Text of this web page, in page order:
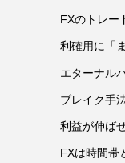
FXのトレー
利確用に「
エターナル
ブレイク手
利益が伸ば
FXは時間帯